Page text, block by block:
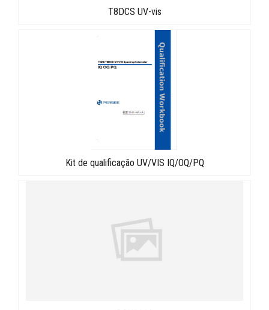
T8DCS UV-vis
Kit de qualificação UV/VIS IQ/OQ/PQ